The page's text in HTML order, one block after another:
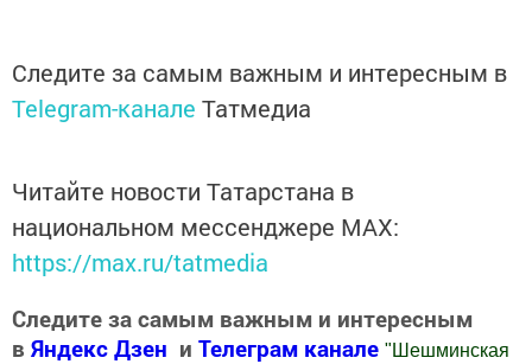
Следите за самым важным и интересным в
Telegram-канале Татмедиа
Читайте новости Татарстана в
национальном мессенджере MАХ:
https://max.ru/tatmedia
Следите за самым важным и интересным
в Яндекс Дзен и Телеграм канале " Шешминская